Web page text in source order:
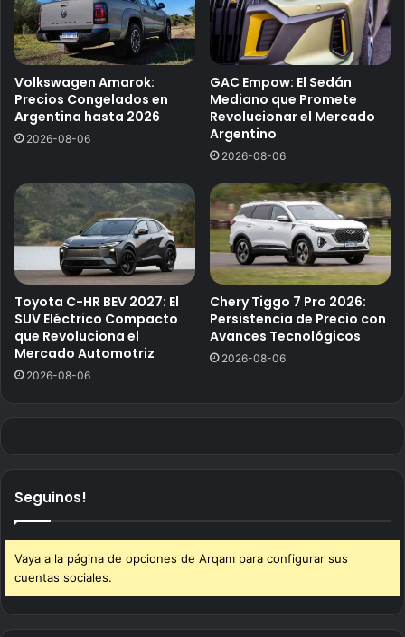
Volkswagen Amarok:
Precios Congelados en
Argentina hasta 2026
2026-08-06
GAC Empow: El Sedán
Mediano que Promete
Revolucionar el Mercado
Argentino
2026-08-06
Toyota C-HR BEV 2027: El
SUV Eléctrico Compacto
que Revoluciona el
Mercado Automotriz
2026-08-06
Chery Tiggo 7 Pro 2026:
Persistencia de Precio con
Avances Tecnológicos
2026-08-06
Seguinos!
Vaya a la página de opciones de Arqam para configurar sus
cuentas sociales.